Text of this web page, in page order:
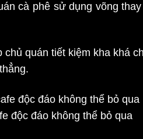
cà phê sử dụng võng
quán tiết kiệm kha khá
độc đáo không thể bỏ qua